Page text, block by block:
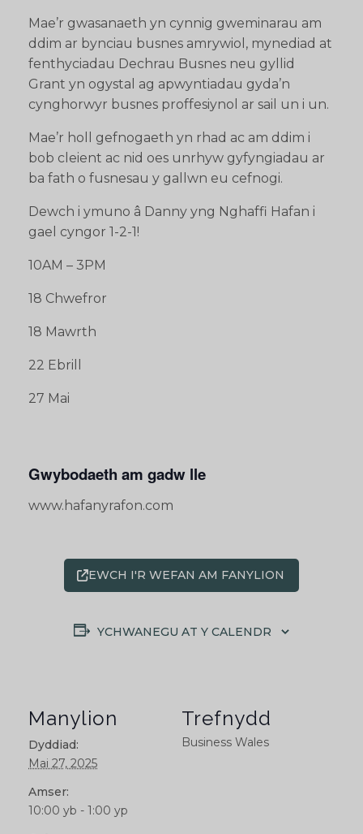
Mae’r gwasanaeth yn cynnig gweminarau am
ddim ar bynciau busnes amrywiol, mynediad at
fenthyciadau Dechrau Busnes neu gyllid
Grant yn ogystal ag apwyntiadau gyda’n
cynghorwyr busnes proffesiynol ar sail un i un.
Mae’r holl gefnogaeth yn rhad ac am ddim i
bob cleient ac nid oes unrhyw gyfyngiadau ar
ba fath o fusnesau y gallwn eu cefnogi.
Dewch i ymuno â Danny yng Nghaffi Hafan i
gael cyngor 1-2-1!
10AM – 3PM
18 Chwefror
18 Mawrth
22 Ebrill
27 Mai
Gwybodaeth am gadw lle
www.hafanyrafon.com
EWCH I'R WEFAN AM FANYLION
YCHWANEGU AT Y CALENDR
Manylion
Dyddiad:
Mai 27, 2025
Amser:
10:00 yb - 1:00 yp
Trefnydd
Business Wales